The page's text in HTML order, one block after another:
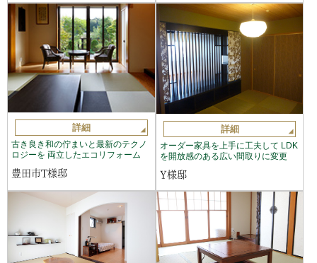
詳細
古き良き和の佇まいと最新のテクノ
ロジーを 両立したエコリフォーム
豊田市T様邸
詳細
オーダー家具を上手に工夫して LDK
を開放感のある広い間取りに変更
Y様邸